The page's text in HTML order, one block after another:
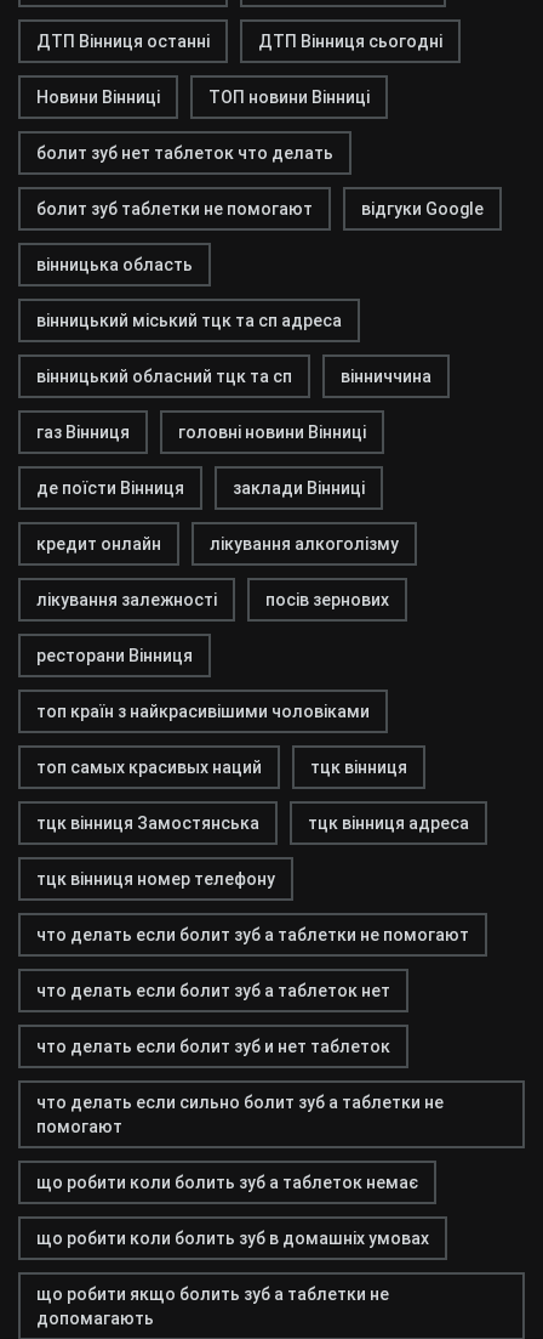
ДТП Вінниця останні ДТП Вінниця сьогодні
Новини Вінниці ТОП новини Вінниці
болит зуб нет таблеток что делать
болит зуб таблетки не помогают відгуки Google
вінницька область
вінницький міський тцк та сп адреса
вінницький обласний тцк та сп вінниччина
газ Вінниця головні новини Вінниці
де поїсти Вінниця заклади Вінниці
кредит онлайн лікування алкоголізму
лікування залежності посів зернових
ресторани Вінниця
топ країн з найкрасивішими чоловіками
топ самых красивых наций тцк вінниця
тцк вінниця Замостянська тцк вінниця адреса
тцк вінниця номер телефону
что делать если болит зуб а таблетки не помогают
что делать если болит зуб а таблеток нет
что делать если болит зуб и нет таблеток
что делать если сильно болит зуб а таблетки не
помогают
що робити коли болить зуб а таблеток немає
що робити коли болить зуб в домашніх умовах
що робити якщо болить зуб а таблетки не
допомагають